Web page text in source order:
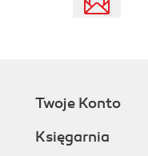
Twoje Konto
Księgarnia